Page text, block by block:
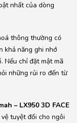
nhất của dòng
thông thường có
khả năng ghi nhớ
Nếu chỉ đặt mật mã
những rủi ro đến từ
– LX950 3D FACE
tuyệt đối cho ngôi